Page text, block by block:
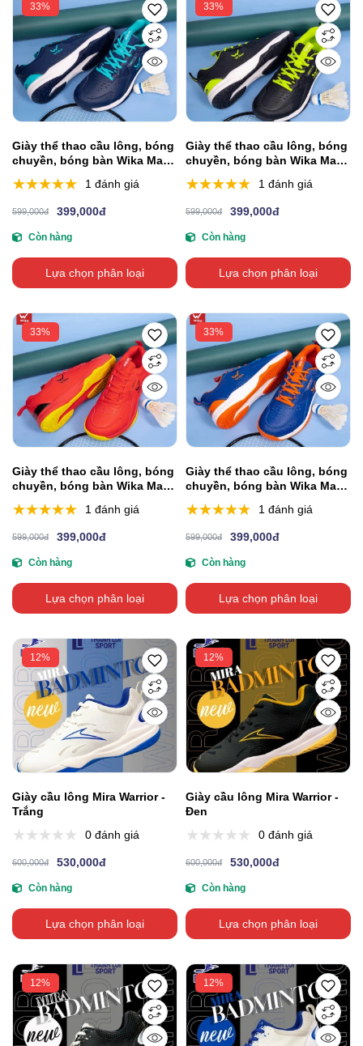
33%
Giày thể thao cầu lông, bóng
chuyền, bóng bàn Wika Maru
1 đánh giá
599,000đ 399,000đ
Còn hàng
Lựa chọn phân loại
33%
Giày thể thao cầu lông, bóng
chuyền, bóng bàn Wika Maru
1 đánh giá
599,000đ 399,000đ
Còn hàng
Lựa chọn phân loại
33%
Giày thể thao cầu lông, bóng
chuyền, bóng bàn Wika Maru
1 đánh giá
599,000đ 399,000đ
Còn hàng
Lựa chọn phân loại
33%
Giày thể thao cầu lông, bóng
chuyền, bóng bàn Wika Maru
1 đánh giá
599,000đ 399,000đ
Còn hàng
Lựa chọn phân loại
12%
Giày cầu lông Mira Warrior -
Trắng
0 đánh giá
600,000đ 530,000đ
Còn hàng
Lựa chọn phân loại
12%
Giày cầu lông Mira Warrior -
Đen
0 đánh giá
600,000đ 530,000đ
Còn hàng
Lựa chọn phân loại
12% 12%